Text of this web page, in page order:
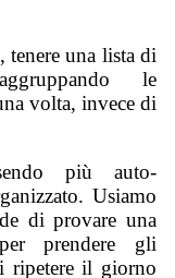
tenere una lista di
le
volta, invece di
più auto-
Usiamo
di provare una
prendere gli
ripetere il giorno